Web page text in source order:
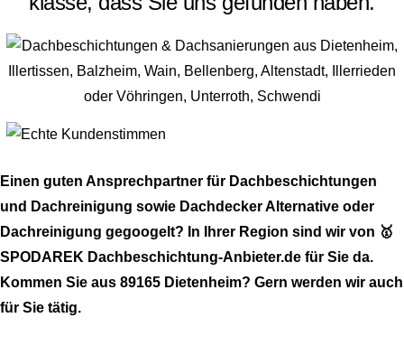
Einen guten Ansprechpartner für Dachbeschichtungen
und Dachreinigung sowie Dachdecker Alternative oder
Dachreinigung gegoogelt? In Ihrer Region sind wir von 🥇
SPODAREK Dachbeschichtung-Anbieter.de für Sie da.
Kommen Sie aus 89165 Dietenheim? Gern werden wir auch
für Sie tätig.